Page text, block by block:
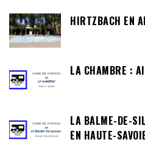
HIRTZBACH EN
LA CHAMBRE :
LA BALME-DE-
EN HAUTE-